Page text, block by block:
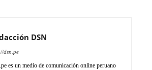
DSN
dsn.pe
es un medio de comunicación online peruano